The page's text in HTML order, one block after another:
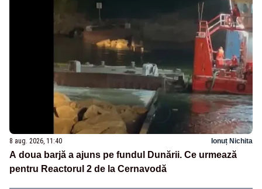
8 aug. 2026, 11:40 Ionuț Nichita
A doua barjă a ajuns pe fundul Dunării. Ce urmează
pentru Reactorul 2 de la Cernavodă